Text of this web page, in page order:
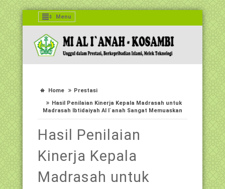
Menu
Home
Prestasi
Hasil Penilaian Kinerja Kepala Madrasah untuk
Madrasah Ibtidaiyah Al I`anah Sangat Memuaskan
Hasil Penilaian
Kinerja Kepala
Madrasah untuk